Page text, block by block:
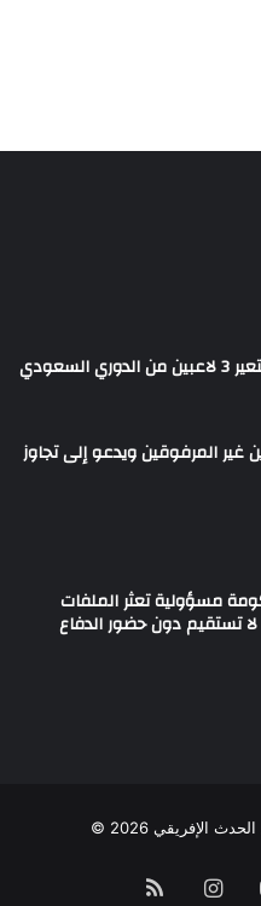
في 24 ساعة.. كروزيرو البرازيلي يستعير 3 لاعبين من الدوري السعودي
غير المرفوقين ويدعو إلى تجاوز
مسؤولية تعثر الملفات
لا تستقيم دون حضور الدفاع
الإفريقي 2026 ©
YouTube
Instagram
RSS